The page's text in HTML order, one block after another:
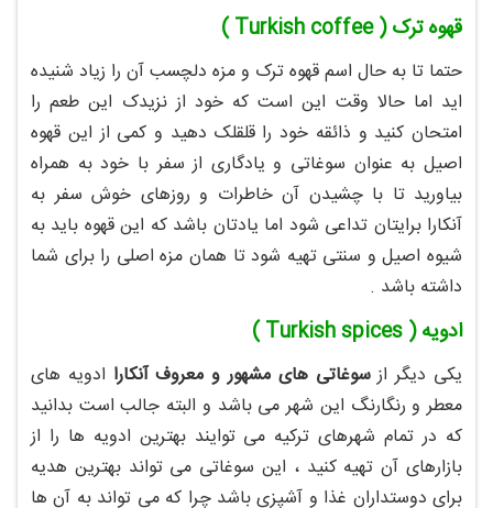
قهوه ترک ( Turkish coffee )
حتما تا به حال اسم قهوه ترک و مزه دلچسب آن را زیاد شنیده
اید اما حالا وقت این است که خود از نزیدک این طعم را
امتحان کنید و ذائقه خود را قلقلک دهید و کمی از این قهوه
اصیل به عنوان سوغاتی و یادگاری از سفر با خود به همراه
بیاورید تا با چشیدن آن خاطرات و روزهای خوش سفر به
آنکارا برایتان تداعی شود اما یادتان باشد که این قهوه باید به
شیوه اصیل و سنتی تهیه شود تا همان مزه اصلی را برای شما
داشته باشد .
ادویه ( Turkish spices )
یکی دیگر ازسوغاتی های مشهور و معروف آنکارا ادویه های
معطر و رنگارنگ این شهر می باشد و البته جالب است بدانید
که در تمام شهرهای ترکیه می توایند بهترین ادویه ها را از
بازارهای آن تهیه کنید ، این سوغاتی می تواند بهترین هدیه
برای دوستداران غذا و آشپزی باشد چرا که می تواند به آن ها